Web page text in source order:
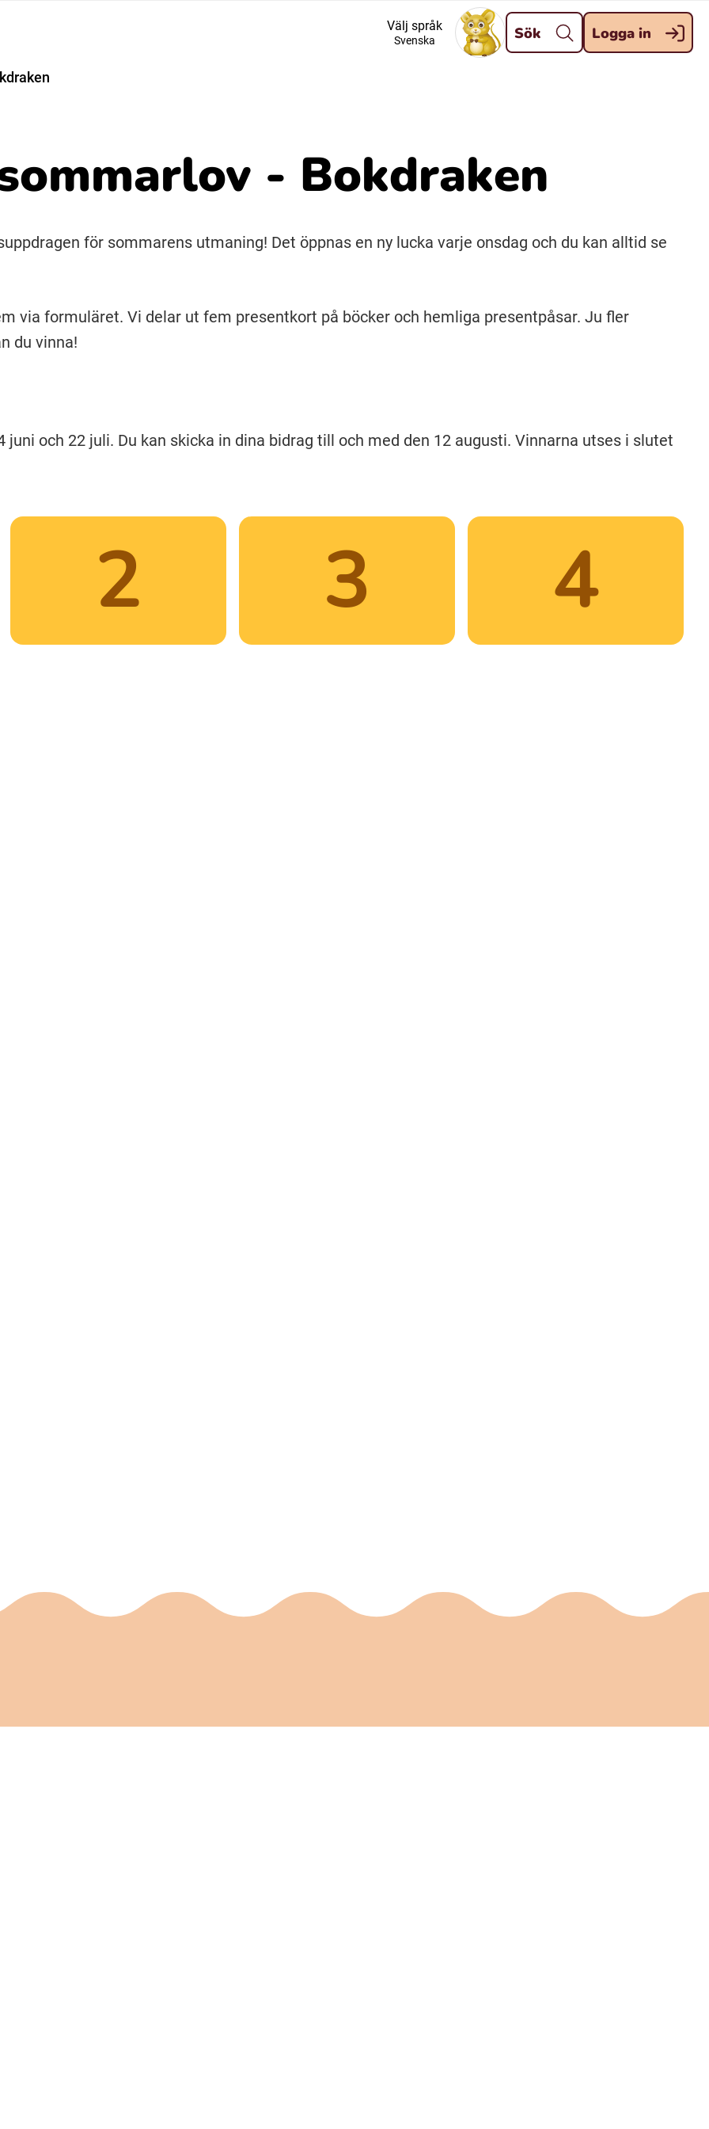
Stäng
Ubmejesámiengiälla (Umesamiska) Kaale (Romska)
Välj språk
Svenska Sök Logga in
- Bokdraken
för sommarens utmaning! Det öppnas en ny lucka varje onsdag och du kan alltid se
via formuläret. Vi delar ut fem presentkort på böcker och hemliga presentpåsar. Ju fler
du vinna!
juni och 22 juli. Du kan skicka in dina bidrag till och med den 12 augusti. Vinnarna utses i slutet
2 3 4